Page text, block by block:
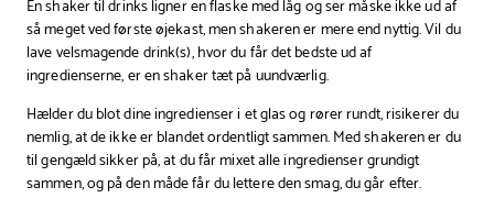
En shaker til drinks ligner en flaske med låg og ser måske ikke ud af
så meget ved første øjekast, men shakeren er mere end nyttig. Vil du
lave velsmagende drink(s), hvor du får det bedste ud af
ingredienserne, er en shaker tæt på uundværlig.
Hælder du blot dine ingredienser i et glas og rører rundt, risikerer du
nemlig, at de ikke er blandet ordentligt sammen. Med shakeren er du
til gengæld sikker på, at du får mixet alle ingredienser grundigt
sammen, og på den måde får du lettere den smag, du går efter.